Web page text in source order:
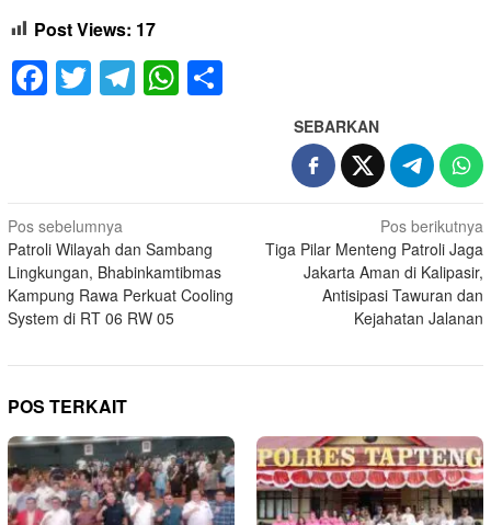
Post Views: 17
Facebook
TwitterTelegram
WhatsApp
SEBARKAN
Navigasi
pos
Pos sebelumnya
Patroli Wilayah dan Sambang
Lingkungan, Bhabinkamtibmas
Kampung Rawa Perkuat Cooling
System di RT 06 RW 05
Pos berikutnya
Tiga Pilar Menteng Patroli Jaga
Jakarta Aman di Kalipasir,
Antisipasi Tawuran dan
Kejahatan Jalanan
POS TERKAIT